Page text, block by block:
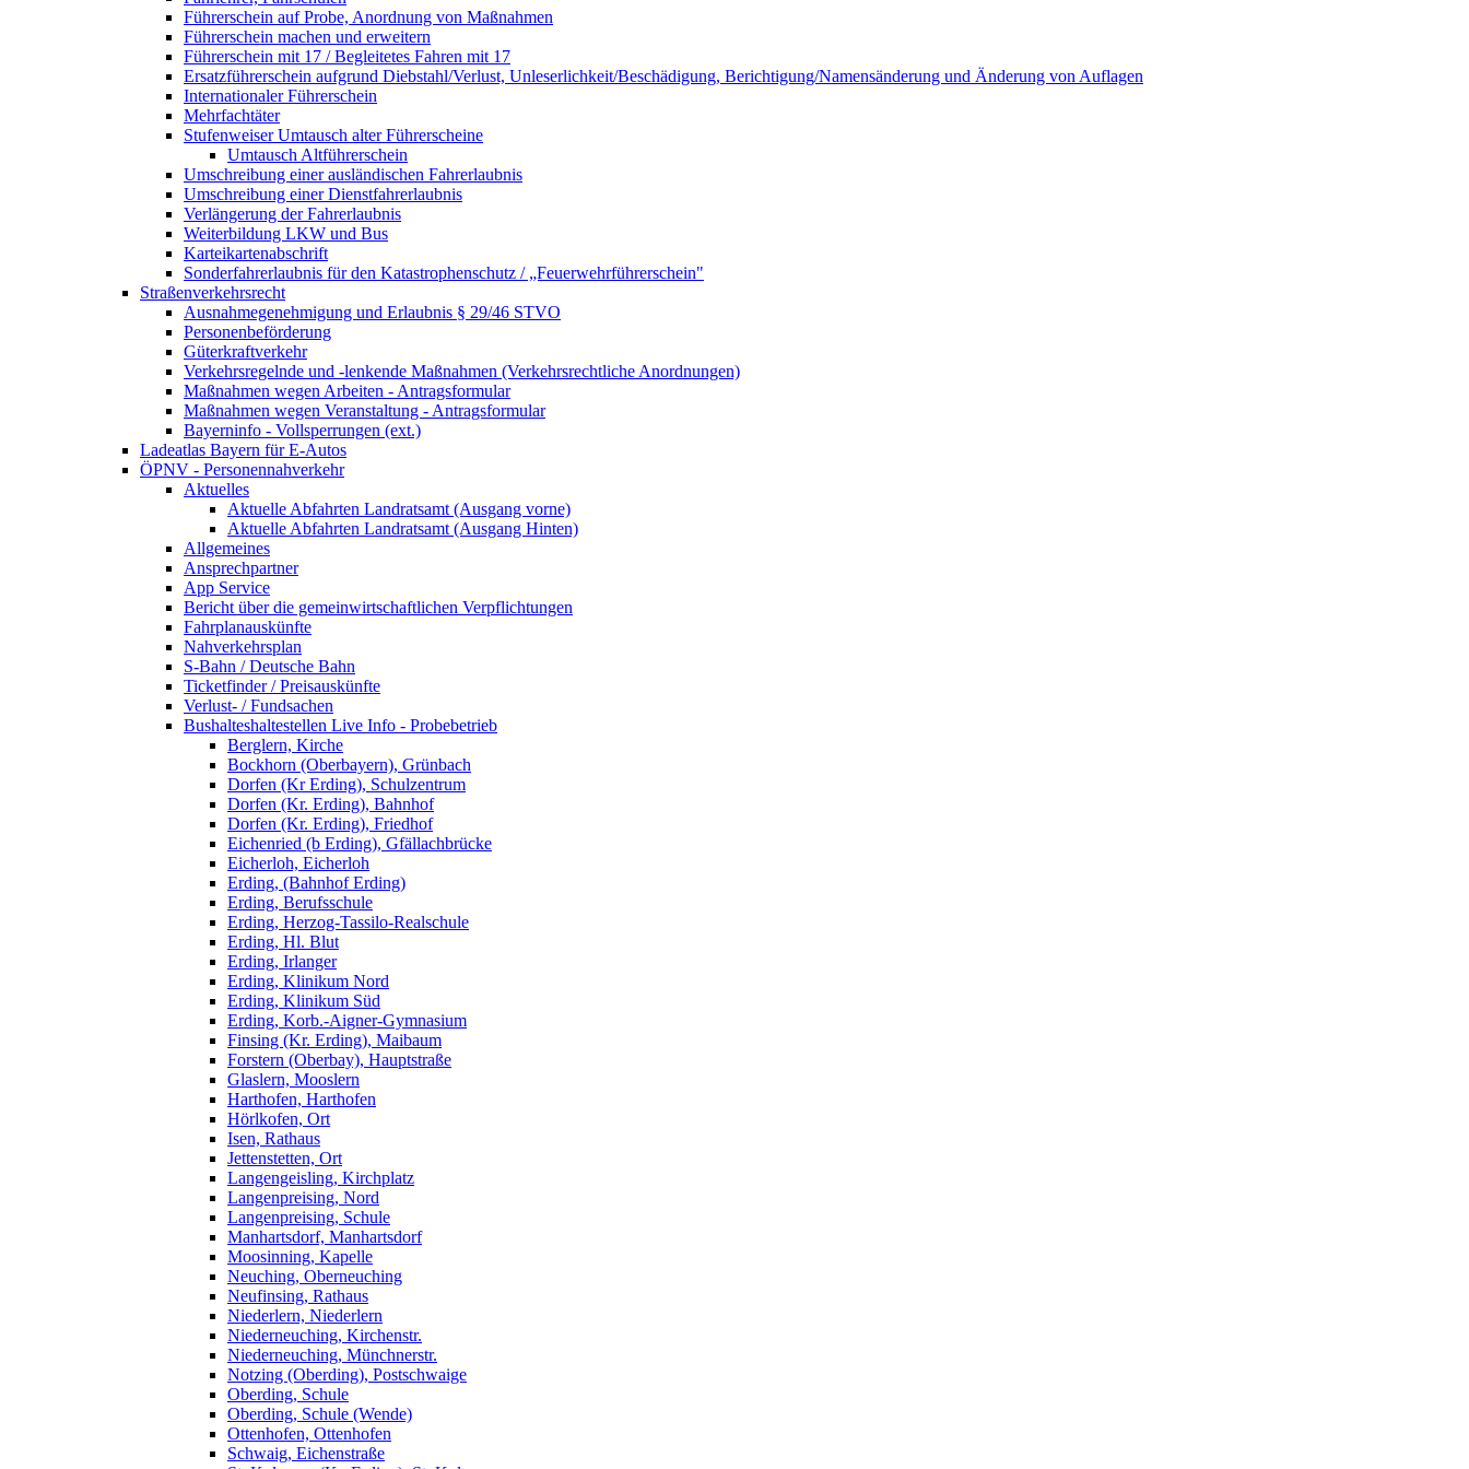
Führerschein auf Probe, Anordnung von Maßnahmen
Führerschein machen und erweitern
Führerschein mit 17 / Begleitetes Fahren mit 17
Ersatzführerschein aufgrund Diebstahl/Verlust, Unleserlichkeit/Beschädigung, Berichtigung/Namensänderung und Änderung von Auflagen
Internationaler Führerschein
Mehrfachtäter
Stufenweiser Umtausch alter Führerscheine
Umtausch Altführerschein
Umschreibung einer ausländischen Fahrerlaubnis
Umschreibung einer Dienstfahrerlaubnis
Verlängerung der Fahrerlaubnis
Weiterbildung LKW und Bus
Karteikartenabschrift
Sonderfahrerlaubnis für den Katastrophenschutz / „Feuerwehrführerschein"
Straßenverkehrsrecht
Ausnahmegenehmigung und Erlaubnis § 29/46 STVO
Personenbeförderung
Güterkraftverkehr
Verkehrsregelnde und -lenkende Maßnahmen (Verkehrsrechtliche Anordnungen)
Maßnahmen wegen Arbeiten - Antragsformular
Maßnahmen wegen Veranstaltung - Antragsformular
Bayerninfo - Vollsperrungen (ext.)
Ladeatlas Bayern für E-Autos
ÖPNV - Personennahverkehr
Aktuelles
Aktuelle Abfahrten Landratsamt (Ausgang vorne)
Aktuelle Abfahrten Landratsamt (Ausgang Hinten)
Allgemeines
Ansprechpartner
App Service
Bericht über die gemeinwirtschaftlichen Verpflichtungen
Fahrplanauskünfte
Nahverkehrsplan
S-Bahn / Deutsche Bahn
Ticketfinder / Preisauskünfte
Verlust- / Fundsachen
Bushalteshaltestellen Live Info - Probebetrieb
Berglern, Kirche
Bockhorn (Oberbayern), Grünbach
Dorfen (Kr Erding), Schulzentrum
Dorfen (Kr. Erding), Bahnhof
Dorfen (Kr. Erding), Friedhof
Eichenried (b Erding), Gfällachbrücke
Eicherloh, Eicherloh
Erding, (Bahnhof Erding)
Erding, Berufsschule
Erding, Herzog-Tassilo-Realschule
Erding, Hl. Blut
Erding, Irlanger
Erding, Klinikum Nord
Erding, Klinikum Süd
Erding, Korb.-Aigner-Gymnasium
Finsing (Kr. Erding), Maibaum
Forstern (Oberbay), Hauptstraße
Glaslern, Mooslern
Harthofen, Harthofen
Hörlkofen, Ort
Isen, Rathaus
Jettenstetten, Ort
Langengeisling, Kirchplatz
Langenpreising, Nord
Langenpreising, Schule
Manhartsdorf, Manhartsdorf
Moosinning, Kapelle
Neuching, Oberneuching
Neufinsing, Rathaus
Niederlern, Niederlern
Niederneuching, Kirchenstr.
Niederneuching, Münchnerstr.
Notzing (Oberding), Postschwaige
Oberding, Schule
Oberding, Schule (Wende)
Ottenhofen, Ottenhofen
Schwaig, Eichenstraße